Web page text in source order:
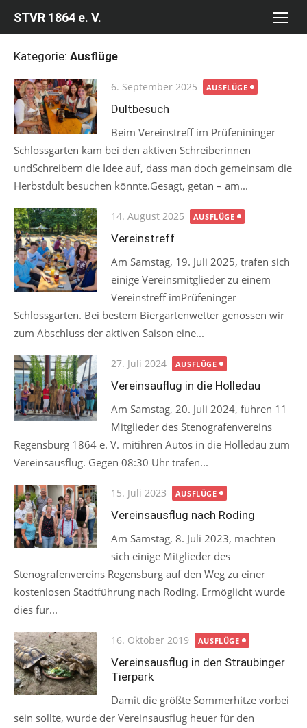
STVR 1864 e. V.
Kategorie: Ausflüge
Posted
on
6. September 2025 AUSFLÜGE
Dultbesuch
Beim Vereinstreff im Prüfenininger
Schlossgarten kam bei den aktiven Schreiberinnen
undSchreibern die Idee auf, dass man doch gemeinsam die
Herbstdult besuchen könnte.Gesagt, getan – am...
Posted
on
14. August 2025 AUSFLÜGE
Vereinstreff
Am Samstag, 19. Juli 2025, trafen sich
einige Vereinsmitglieder zu einem
Vereinstreff imPrüfeninger
Schlossgarten. Bei bestem Biergartenwetter genossen wir
zum Abschluss der aktiven Saison eine...
Posted
on
27. Juli 2024 AUSFLÜGE
Vereinsauflug in die Holledau
Am Samstag, 20. Juli 2024, fuhren 11
Mitglieder des Stenografenvereins
Regensburg 1864 e. V. mitihren Autos in die Holledau zum
Vereinsausflug. Gegen 08:30 Uhr trafen...
Posted
on
15. Juli 2023 AUSFLÜGE
Vereinsausflug nach Roding
Am Samstag, 8. Juli 2023, machten
sich einige Mitglieder des
Stenografenvereins Regensburg auf den Weg zu einer
kostenlosen Stadtführung nach Roding. Ermöglicht wurde
dies für...
Posted
on
16. Oktober 2019 AUSFLÜGE
Vereinsausflug in den Straubinger
Tierpark
Damit die größte Sommerhitze vorbei
sein sollte, wurde der Vereinsausflug heuer für den